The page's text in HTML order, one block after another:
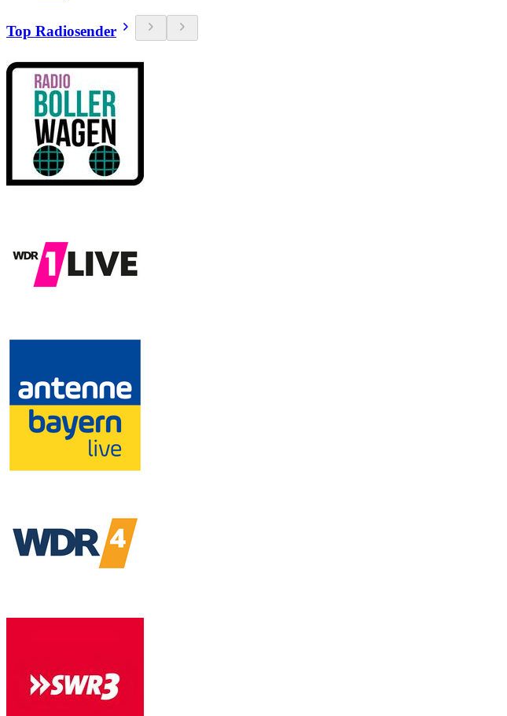
Top Radiosender